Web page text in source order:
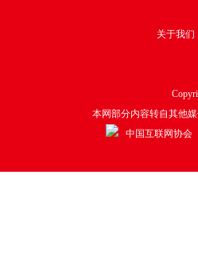
关于我们
本网部分内容转自其他